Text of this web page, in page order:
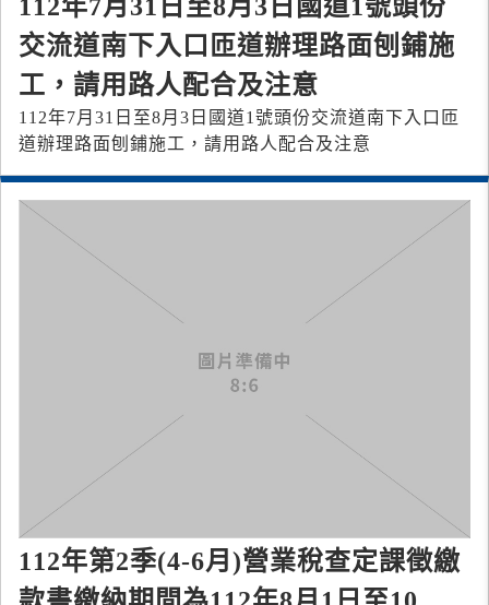
112年7月31日至8月3日國道1號頭份
交流道南下入口匝道辦理路面刨鋪施
工，請用路人配合及注意
112年7月31日至8月3日國道1號頭份交流道南下入口匝
道辦理路面刨鋪施工，請用路人配合及注意
112年第2季(4-6月)營業稅查定課徵繳